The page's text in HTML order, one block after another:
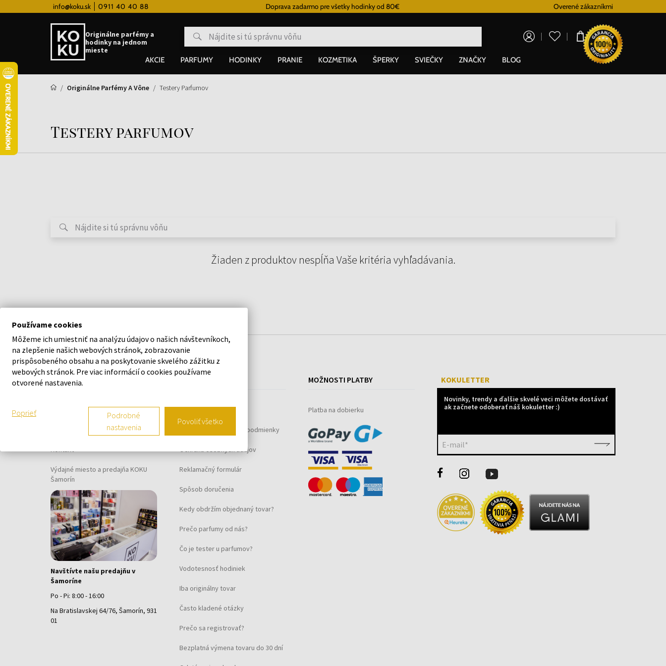
info@koku.sk 0911 40 40 88Vernostný systém Doprava zadarmo pre všetky hodinky od 80€ Overené zákazníkmi
Originálne parfémy a
hodinky na jednom
mieste
0,00 €
AKCIE PARFUMY HODINKY PRANIE KOZMETIKA ŠPERKY SVIEČKY ZNAČKY BLOG
Originálne Parfémy A Vône Testery Parfumov
Testery parfumov
Žiaden z produktov nespĺňa Vaše kritéria vyhľadávania.
O SPOLOČNOSTI
Kontaktný formulár
Kontakt
Výdajné miesto a predajňa KOKU
Šamorín
Navštívte našu predajňu v
Šamoríne
Po - Pi: 8:00 - 16:00
Na Bratislavskej 64/76, Šamorín, 931
01
Vernostný systém
Všeobecné obchodné podmienky
Ochrana osobných údajov
Reklamačný formulár
Spôsob doručenia
Kedy obdržím objednaný tovar?
Prečo parfumy od nás?
Čo je tester u parfumov?
Vodotesnosť hodiniek
Iba originálny tovar
Často kladené otázky
Prečo sa registrovať?
Bezplatná výmena tovaru do 30 dní
MOŽNOSTI PLATBY
Platba na dobierku
KOKULETTER
Novinky, trendy a ďalšie skvelé veci môžete dostávať
ak začnete odoberať náš kokuletter :)
E-mail*
Používame cookies
Môžeme ich umiestniť na analýzu údajov o našich návštevníkoch,
na zlepšenie našich webových stránok, zobrazovanie
prispôsobeného obsahu a na poskytovanie skvelého zážitku z
webových stránok. Pre viac informácií o cookies používame
otvorené nastavenia.
Poprieť
Podrobné
nastavenia
Povoliť všetko